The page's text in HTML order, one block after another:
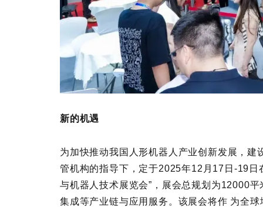
新的机遇
为加快推动我国人形机器人产业创新发展，
管机构的指导下，定于2025年12月17日-19
与机器人技术展览会”，展会总规划为12000
集成等产业链与应用服务。该展会将作 为全